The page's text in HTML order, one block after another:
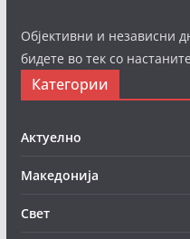
Објективни и независни
бидете во тек со
Категории
Актуелно
Македонија
Свет